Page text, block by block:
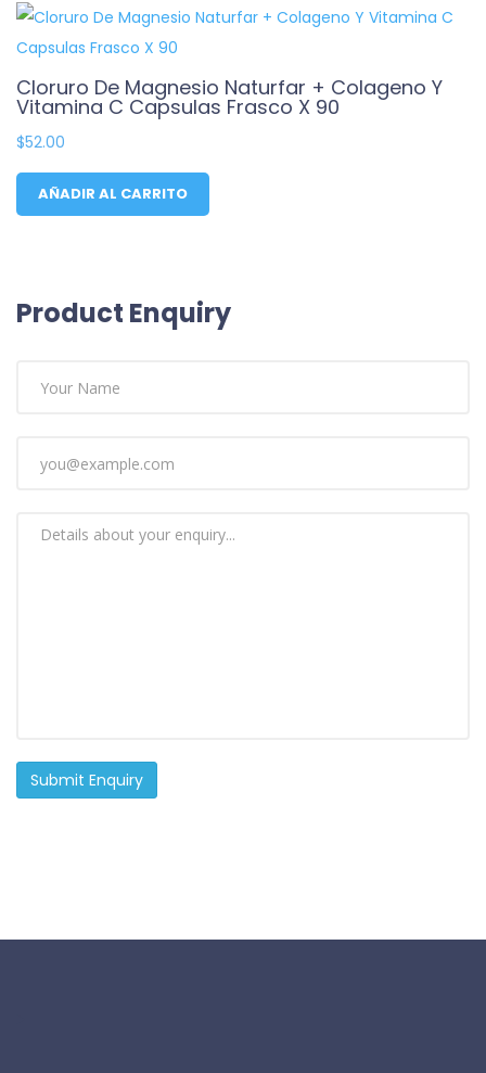
Cloruro De Magnesio Naturfar + Colageno Y
Vitamina C Capsulas Frasco X 90
$52.00
AÑADIR AL CARRITO
Product Enquiry